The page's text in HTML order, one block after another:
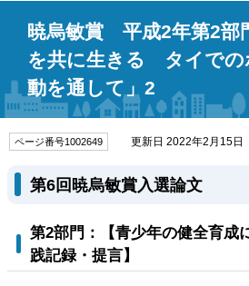
暁烏敏賞 平成2年第2部
を共に生きる タイでの
動を通して」2
ページ番号1002649 更新日 2022年2月15日
第6回暁烏敏賞入選論文
第2部門：【青少年の健全育成
践記録・提言】